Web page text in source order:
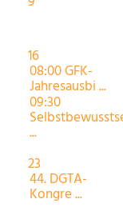
16
08:00 GFK-
Jahresausbi ...
09:30
...
23
44. DGTA-
Kongre ...